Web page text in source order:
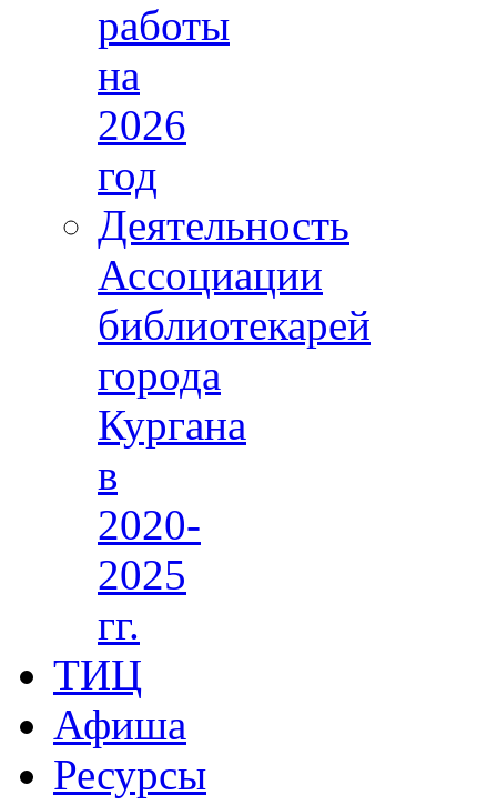
работы
на
2026
год
Деятельность
Ассоциации
библиотекарей
города
Кургана
в
2020-
2025
гг.
ТИЦ
Афиша
Ресурсы